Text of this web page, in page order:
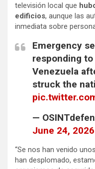
televisión local que
edificios, aunque las
inmediata sobre
Emergency
responding
Venezuela
struck the
—
June 24, 2026
“Se nos han venido
han desplomado,